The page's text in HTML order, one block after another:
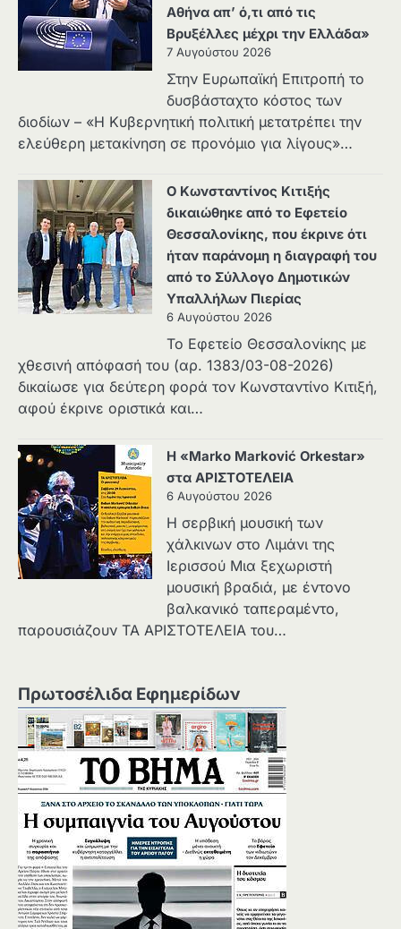
Αθήνα απ’ ό,τι από τις
Βρυξέλλες μέχρι την Ελλάδα»
7 Αυγούστου 2026
Στην Ευρωπαϊκή Επιτροπή το
δυσβάσταχτο κόστος των
διοδίων – «Η Κυβερνητική πολιτική μετατρέπει την
ελεύθερη μετακίνηση σε προνόμιο για λίγους»…
Ο Κωνσταντίνος Κιτιξής
δικαιώθηκε από το Εφετείο
Θεσσαλονίκης, που έκρινε ότι
ήταν παράνομη η διαγραφή του
από το Σύλλογο Δημοτικών
Υπαλλήλων Πιερίας
6 Αυγούστου 2026
Το Εφετείο Θεσσαλονίκης με
χθεσινή απόφασή του (αρ. 1383/03-08-2026)
δικαίωσε για δεύτερη φορά τον Κωνσταντίνο Κιτιξή,
αφού έκρινε οριστικά και…
Η «Marko Marković Orkestar»
στα ΑΡΙΣΤΟΤΕΛΕΙΑ
6 Αυγούστου 2026
Η σερβική μουσική των
χάλκινων στο Λιμάνι της
Ιερισσού Μια ξεχωριστή
μουσική βραδιά, με έντονο
βαλκανικό ταπεραμέντο,
παρουσιάζουν ΤΑ ΑΡΙΣΤΟΤΕΛΕΙΑ του…
Πρωτοσέλιδα Εφημερίδων